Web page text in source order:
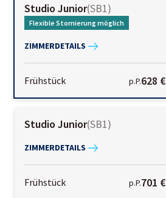
Studio Junior(SB1)
Flexible Stornierung möglich
ZIMMERDETAILS
Frühstück p.P.628 €
Studio Junior(SB1)
ZIMMERDETAILS
Frühstück p.P.701 €